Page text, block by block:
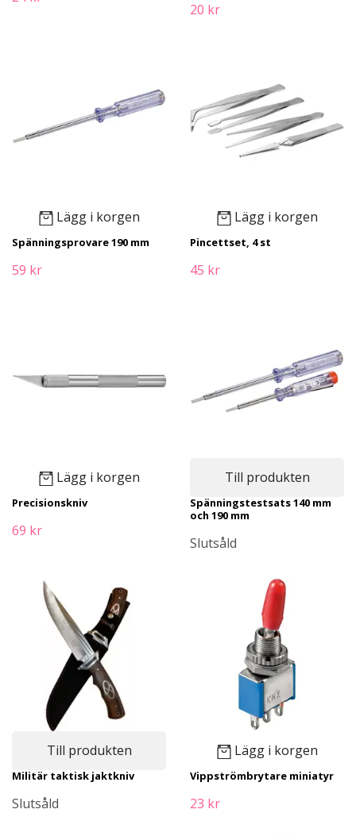
20 kr
Lägg i korgen
Spänningsprovare 190 mm
59 kr
Lägg i korgen
Pincettset, 4 st
45 kr
Lägg i korgen
Precisionskniv
69 kr
Till produkten
Spänningstestsats 140 mm
och 190 mm
Slutsåld
Till produkten
Militär taktisk jaktkniv
Slutsåld
Lägg i korgen
Vippströmbrytare miniatyr
23 kr